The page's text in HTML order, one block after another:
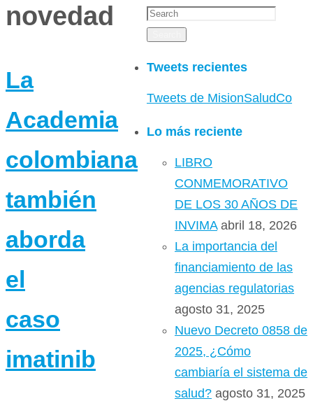
novedad
La
Academia
colombiana
también
aborda
el
caso
imatinib
Tweets recientes
Tweets de MisionSaludCo
Lo más reciente
LIBRO
CONMEMORATIVO
DE LOS 30 AÑOS DE
INVIMA abril 18, 2026
La importancia del
financiamiento de las
agencias regulatorias
agosto 31, 2025
Nuevo Decreto 0858 de
2025, ¿Cómo
cambiaría el sistema de
salud? agosto 31, 2025